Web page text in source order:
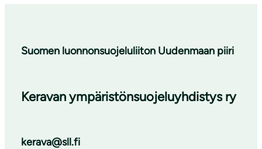
Suomen luonnonsuojeluliiton Uudenmaan piiri
Keravan ympäristönsuojeluyhdistys ry
kerava@sll.fi